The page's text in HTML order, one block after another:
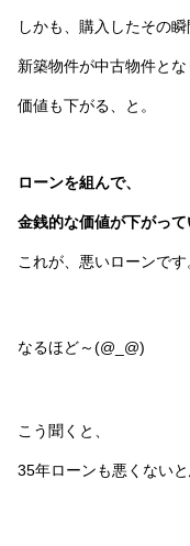
しかも、購入したその瞬
新築物件が中古物件とな
価値も下がる、と。
ローンを組んで、
金銭的な価値が下がって
これが、悪いローンです
なるほど～(@_@)
こう聞くと、
35年ローンも悪くないと